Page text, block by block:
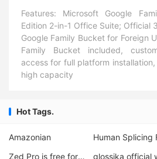
Features: Microsoft Google
Edition 2-in-1 Office Suite; Official
Google Family Bucket for Foreign
Family Bucket included,
access for full platform
high capacity
Hot Tags.
Amazonian
Zed Pro is free for one year.